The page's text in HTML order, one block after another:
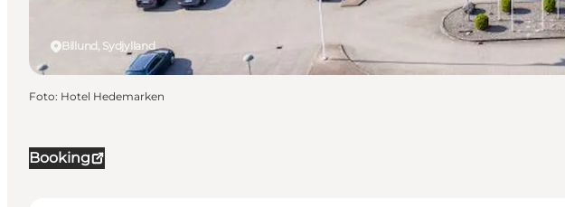
Booking
Billund, Sydjylland
Foto: Hotel Hedemarken